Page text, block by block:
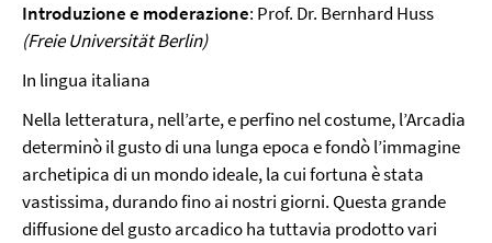
Introduzione e moderazione: Prof. Dr. Bernhard Huss
(Freie Universität Berlin)
In lingua italiana
Nella letteratura, nell’arte, e perfino nel costume, l’Arcadia
determinò il gusto di una lunga epoca e fondò l’immagine
archetipica di un mondo ideale, la cui fortuna è stata
vastissima, durando fino ai nostri giorni. Questa grande
diffusione del gusto arcadico ha tuttavia prodotto vari